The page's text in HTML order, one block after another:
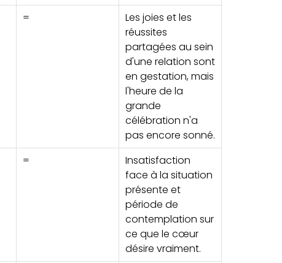
=
Les joies et les
réussites
partagées au sein
d'une relation sont
en gestation, mais
l'heure de la
grande
célébration n'a
pas encore sonné.
=
Insatisfaction
face à la situation
présente et
période de
contemplation sur
ce que le cœur
désire vraiment.